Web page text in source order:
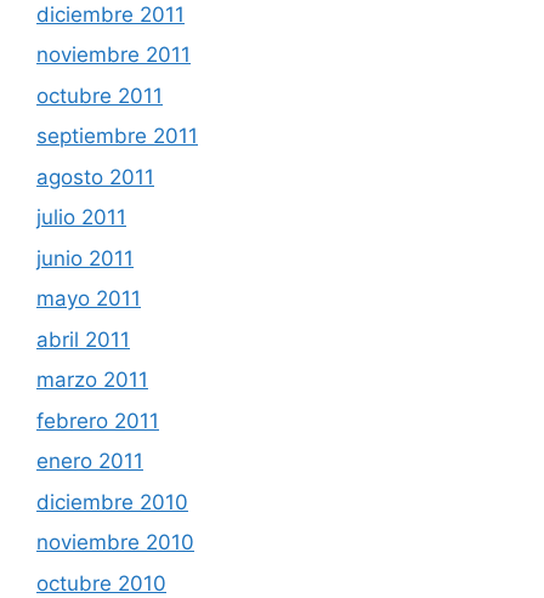
diciembre 2011
noviembre 2011
octubre 2011
septiembre 2011
agosto 2011
julio 2011
junio 2011
mayo 2011
abril 2011
marzo 2011
febrero 2011
enero 2011
diciembre 2010
noviembre 2010
octubre 2010